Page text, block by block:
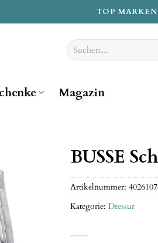
TOP MARKEN
Suchen
nach:
Magazin
BUSSE
Artikelnummer:
Kategorie: Dressur